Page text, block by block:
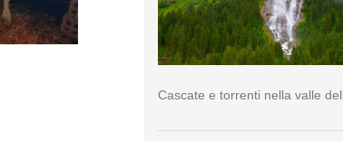
Cascate e torrenti nella valle